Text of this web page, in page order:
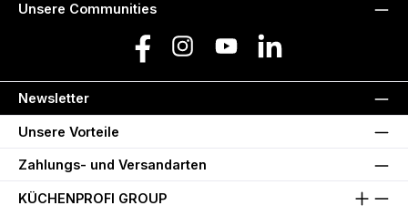
Unsere Communities
Facebook Instagram YouTube LinkedIn
Newsletter
Unsere Vorteile
Zahlungs- und Versandarten
KÜCHENPROFI GROUP